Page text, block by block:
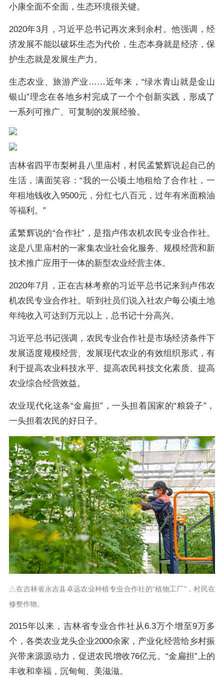
小康全面不全面，生态环境很关键。
2020年3月，习近平总书记再次来到余村。他强调，经
济发展不能以破坏生态为代价，生态本身就是经济，保
护生态就是发展生产力。
生态农业、旅游产业……近年来，“绿水青山就是金山
银山”理念在各地乡村完成了一个个创新实践，形成了
一系列可推广、可复制的发展经验。
吉林省四平市梨树县八里庙村，村民孟繁辉说起自己的
生活，满面笑容：“我的一公顷土地租给了合作社，一
年租地钱收入9500元，分红七八百元，过年有米面粮油
等福利。”
孟繁辉说的“合作社”，是指卢伟农机农民专业合作社。
这是八里庙村的一家集农业社会化服务、规模经营和新
技术推广应用于一体的新型农业经营主体。
2020年7月，正在吉林考察的习近平总书记来到卢伟农
机农民专业合作社。听到社员们说入社农户每公顷土地
年纯收入可达到万元以上，总书记十分高兴。
习近平总书记强调，农民专业合作社是市场经济条件下
发展适度规模经营、发展现代农业的有效组织形式，有
利于提高农业科技水平、提高农民科技文化素质、提高
农业综合经营效益。
农业现代化这条“金扁担”，一头担着国家的“粮袋子”，
一头担着农民的好日子。
△在吉林省永吉县卓远农业种植专业合作社的“植物工厂”，村民在
修整作物。
2015年以来，吉林省专业合作社从6.3万个增至9万多
个，各类农业龙头企业2000余家，产业化经营给乡村振
兴带来源源动力，促进农民增收76亿元。“金扁担”上的
丰收和幸福，沉甸甸、美滋滋。